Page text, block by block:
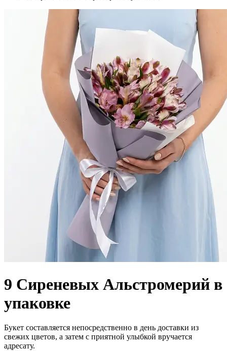
9 Сиреневых Альстромерий в
упаковке
Букет составляется непосредственно в день доставки из
свежих цветов, а затем с приятной улыбкой вручается
адресату.